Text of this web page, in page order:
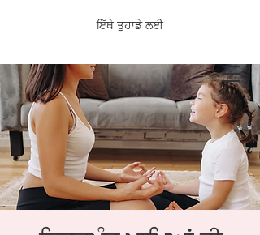
ਇੱਥੇ ਤੁਹਾਡੇ ਲਈ